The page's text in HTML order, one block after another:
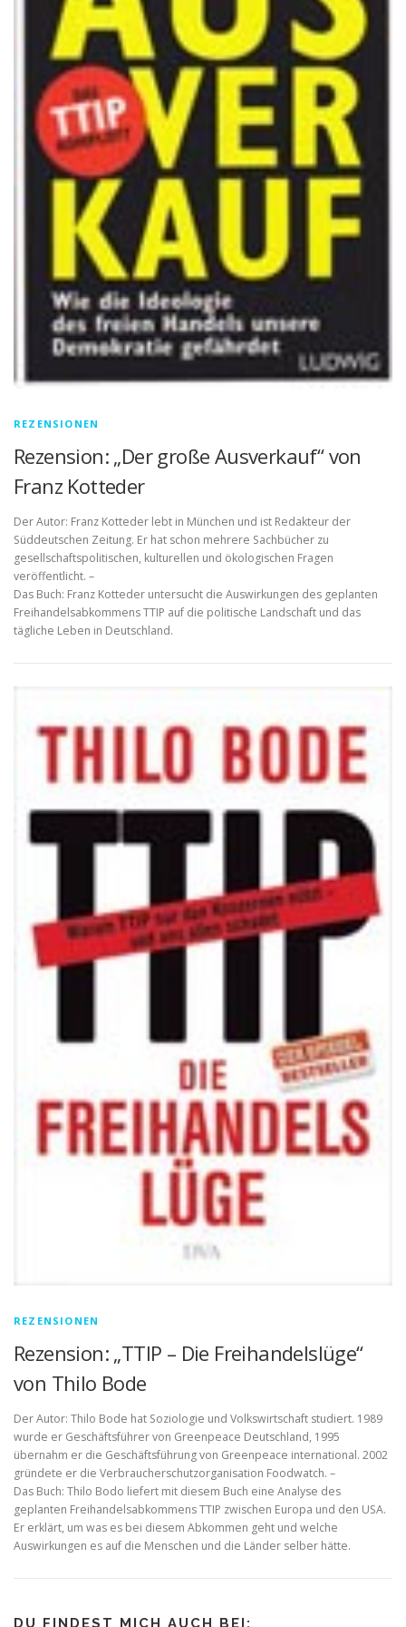
REZENSIONEN
Rezension: „Der große Ausverkauf“ von
Franz Kotteder
Der Autor: Franz Kotteder lebt in München und ist Redakteur der
Süddeutschen Zeitung. Er hat schon mehrere Sachbücher zu
gesellschaftspolitischen, kulturellen und ökologischen Fragen
veröffentlicht. –
Das Buch: Franz Kotteder untersucht die Auswirkungen des geplanten
Freihandelsabkommens TTIP auf die politische Landschaft und das
tägliche Leben in Deutschland.
REZENSIONEN
Rezension: „TTIP – Die Freihandelslüge“
von Thilo Bode
Der Autor: Thilo Bode hat Soziologie und Volkswirtschaft studiert. 1989
wurde er Geschäftsführer von Greenpeace Deutschland, 1995
übernahm er die Geschäftsführung von Greenpeace international. 2002
gründete er die Verbraucherschutzorganisation Foodwatch. –
Das Buch: Thilo Bodo liefert mit diesem Buch eine Analyse des
geplanten Freihandelsabkommens TTIP zwischen Europa und den USA.
Er erklärt, um was es bei diesem Abkommen geht und welche
Auswirkungen es auf die Menschen und die Länder selber hätte.
DU FINDEST MICH AUCH BEI: